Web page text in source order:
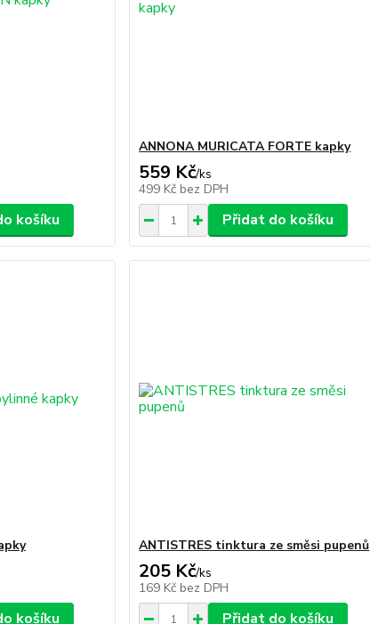
košíku
ANNONA MURICATA FORTE kapky
559 Kč/ks
499 Kč bez DPH
Přidat do košíku
košíku
ANTISTRES tinktura ze směsi pupenů
205 Kč/ks
169 Kč bez DPH
Přidat do košíku